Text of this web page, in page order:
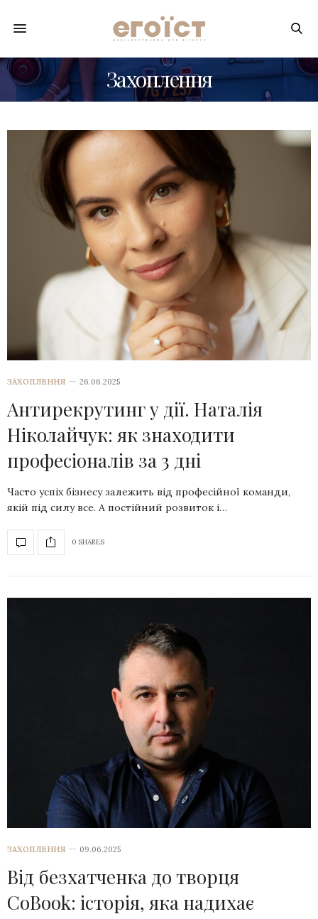
Захоплення
ЗАХОПЛЕННЯ 26.06.2025
Антирекрутинг у дії. Наталія
Ніколайчук: як знаходити
професіоналів за 3 дні
Часто успіх бізнесу залежить від професійної команди,
якій під силу все. А постійний розвиток і…
0 SHARES
ЗАХОПЛЕННЯ 09.06.2025
Від безхатченка до творця
CoBook: історія, яка надихає